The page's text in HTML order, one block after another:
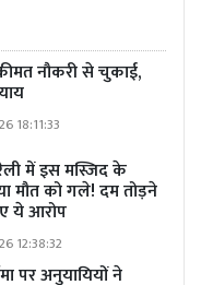
नौकरी से चुकाई,
18:11:33
में इस मस्जिद के
मौत को गले! दम तोड़ने
ये आरोप
12:38:32
पर अनुयायियों ने